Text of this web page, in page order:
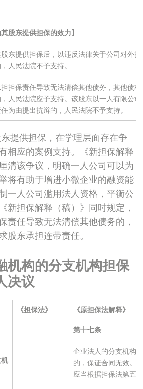
股东提供担保的效力】
东提供担保后，以违反法律关于公司对外
人民法院不予支持。
担保责任导致无法清偿其他债务，其他债
人民法院应予支持。该股东以一人有限公
为由提出抗辩的，人民法院不予支持。
提供担保，在学理层面存在争
相应的案例支持。《新担保解释
清该争议，明确一人公司可以为
将有助于增进小微企业的融资能
一人公司滥用法人资格，平衡公
新担保解释（稿）》同时规定，
责任导致无法清偿其他债务的，
股东承担连带责任。
机构的分支机构担保
决议
《担保法》 《原担保法解释》
机
第十七条
企业法人的分支机构
的，保证合同无效。
应当根据担保法第五